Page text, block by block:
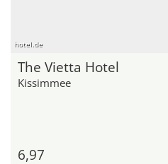
hotel.de
The Vietta Hotel
Kissimmee
6,97